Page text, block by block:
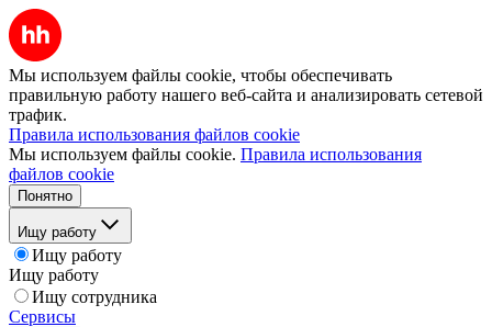
Мы используем файлы cookie, чтобы обеспечивать
правильную работу нашего веб-сайта и анализировать сетевой
трафик.
Правила использования файлов cookie
Мы используем файлы cookie. Правила использования
файлов cookie
Понятно
Ищу работу
Ищу работу
Ищу работу
Ищу сотрудника
Сервисы